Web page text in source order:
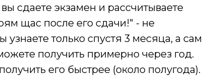
сдаете экзамен и рассчитываете
щас после его сдачи!" - не
узнаете только спустя 3 месяца, а сам
получить примерно через год.
его быстрее (около полугода).